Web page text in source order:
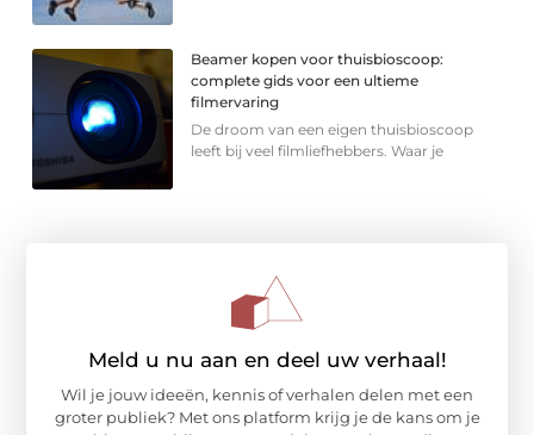
Beamer kopen voor thuisbioscoop:
complete gids voor een ultieme
filmervaring
De droom van een eigen thuisbioscoop
leeft bij veel filmliefhebbers. Waar je
Meld u nu aan en deel uw verhaal!
Wil je jouw ideeën, kennis of verhalen delen met een
groter publiek? Met ons platform krijg je de kans om je